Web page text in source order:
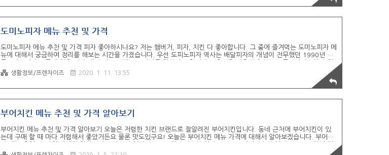
도미노피자 메뉴 추천 및 가격
도미노피자 메뉴 추천 및 가격 피자 좋아하시나요? 저는 햄버거, 피자, 치킨 다 좋아합니다. 그 중에 즐겨먹는 도미노피자 메
뉴에 대해서 궁금하여 정리를 해보는 시간을 가졌습니다. 우선 도피노피자 역사는 배달피자의 개념이 전무했던 1990년 한
재는 전국 462개 매장이 있다고 하네요. 도미노피자 메뉴 추천 및 가격 자세히 알아보기 도미노피자 프리미엄 미트미트미
트 ㄴ 33,900 M 28,000 문어밤 슈림프 ㄴ 34,900 M 29,000 더블크러스트 이베리코 ㄴ 34,900 M 29,000 베스트 콰
생활정보/프렌차이즈 2020. 1. 11. 13:55
부어치킨 메뉴 추천 및 가격 알아보기
부어치킨 메뉴 추천 및 가격 알아보기 오늘은 저렴한 치킨 브랜드로 잘알려진 부어치킨입니다. 동네 근처에 부어치킨이 있
는데 구매 할 때 마다 저렴해서 좋았거든요 물론 맛도있구요! 오늘은 부어치킨 메뉴 가격에 대해서 알아보겠습니다. 부어치
킨 13,000 델리 치킨 13,000 갈비만나 15,000 땡초순살 치킨 15,000 땡초윙봉 치킨 16,000 치즈스프린클 치킨